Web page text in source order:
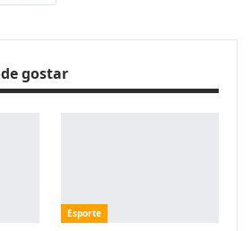
gostar
Esporte